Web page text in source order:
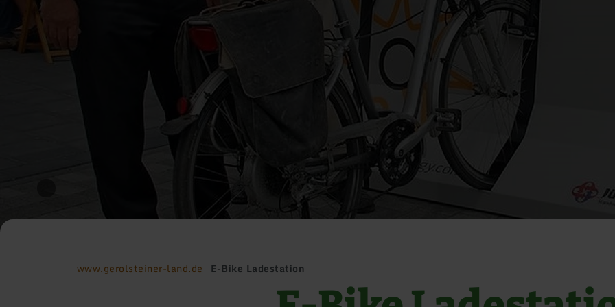
www.gerolsteiner-land.de E-Bike Ladestation